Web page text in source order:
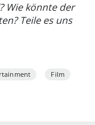
Wie könnte der
Teile es uns
Film